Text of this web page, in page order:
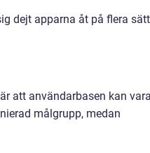
dejt apparna åt på flera
att användarbasen kan vara
målgrupp, medan